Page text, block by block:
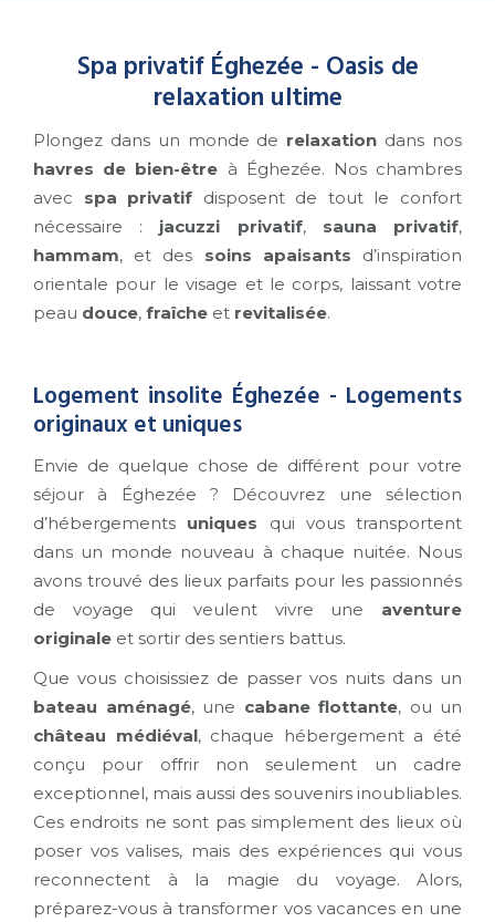
Spa privatif Éghezée - Oasis de
relaxation ultime
Plongez dans un monde de relaxation dans nos
havres de bien-être à Éghezée. Nos chambres
avec spa privatif disposent de tout le confort
nécessaire : jacuzzi privatif, sauna privatif,
hammam, et des soins apaisants d’inspiration
orientale pour le visage et le corps, laissant votre
peau douce, fraîche et revitalisée.
Logement insolite Éghezée - Logements
originaux et uniques
Envie de quelque chose de différent pour votre
séjour à Éghezée ? Découvrez une sélection
d’hébergements uniques qui vous transportent
dans un monde nouveau à chaque nuitée. Nous
avons trouvé des lieux parfaits pour les passionnés
de voyage qui veulent vivre une aventure
originale et sortir des sentiers battus.
Que vous choisissiez de passer vos nuits dans un
bateau aménagé, une cabane flottante, ou un
château médiéval, chaque hébergement a été
conçu pour offrir non seulement un cadre
exceptionnel, mais aussi des souvenirs inoubliables.
Ces endroits ne sont pas simplement des lieux où
poser vos valises, mais des expériences qui vous
reconnectent à la magie du voyage. Alors,
préparez-vous à transformer vos vacances en une